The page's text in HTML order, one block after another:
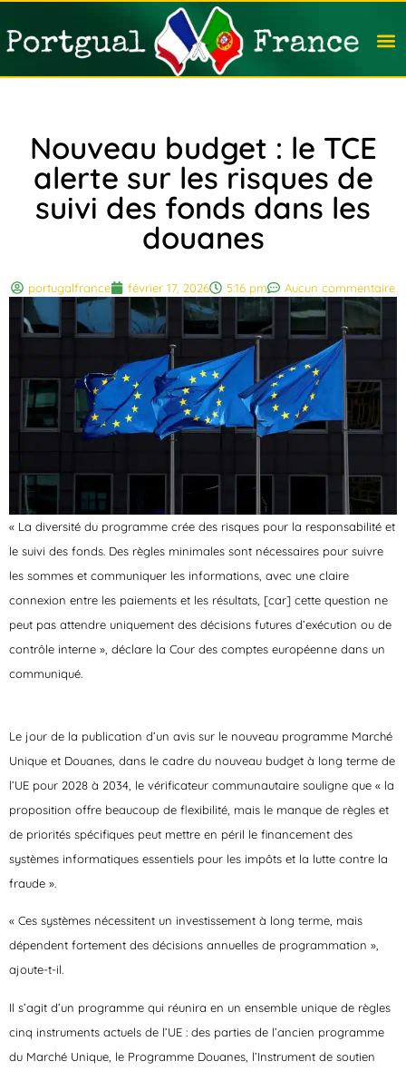
Nouveau budget : le TCE
alerte sur les risques de
suivi des fonds dans les
douanes
portugalfrance février 17, 2026 5:16 pm Aucun commentaire
« La diversité du programme crée des risques pour la responsabilité et
le suivi des fonds. Des règles minimales sont nécessaires pour suivre
les sommes et communiquer les informations, avec une claire
connexion entre les paiements et les résultats, [car] cette question ne
peut pas attendre uniquement des décisions futures d’exécution ou de
contrôle interne », déclare la Cour des comptes européenne dans un
communiqué.
Le jour de la publication d’un avis sur le nouveau programme Marché
Unique et Douanes, dans le cadre du nouveau budget à long terme de
l’UE pour 2028 à 2034, le vérificateur communautaire souligne que « la
proposition offre beaucoup de flexibilité, mais le manque de règles et
de priorités spécifiques peut mettre en péril le financement des
systèmes informatiques essentiels pour les impôts et la lutte contre la
fraude ».
« Ces systèmes nécessitent un investissement à long terme, mais
dépendent fortement des décisions annuelles de programmation »,
ajoute-t-il.
Il s’agit d’un programme qui réunira en un ensemble unique de règles
cinq instruments actuels de l’UE : des parties de l’ancien programme
du Marché Unique, le Programme Douanes, l’Instrument de soutien